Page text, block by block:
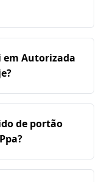
em Autorizada
de portão